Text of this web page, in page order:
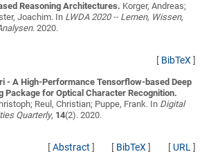
Reasoning Architectures. Korger, Andreas;
Joachim. In LWDA 2020 -- Lernen, Wissen,
. 2020.
[ BibTeX ]
- A High-Performance Tensorflow-based Deep
Package for Optical Character Recognition.
Reul, Christian; Puppe, Frank. In Digital
Quarterly, 14(2). 2020.
[Abstract ] [ BibTeX ] [ URL ]